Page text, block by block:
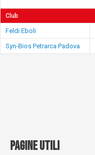
Club
Feldi Eboli
Syn-Bios Petrarca Padova
PAGINE UTILI